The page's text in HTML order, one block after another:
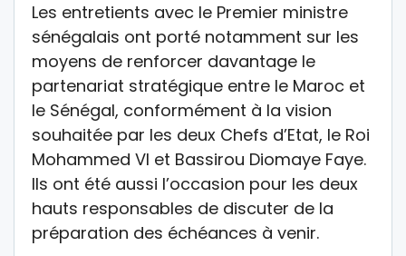
Les entretients avec le Premier ministre
sénégalais ont porté notamment sur les
moyens de renforcer davantage le
partenariat stratégique entre le Maroc et
le Sénégal, conformément à la vision
souhaitée par les deux Chefs d’Etat, le Roi
Mohammed VI et Bassirou Diomaye Faye.
Ils ont été aussi l’occasion pour les deux
hauts responsables de discuter de la
préparation des échéances à venir.